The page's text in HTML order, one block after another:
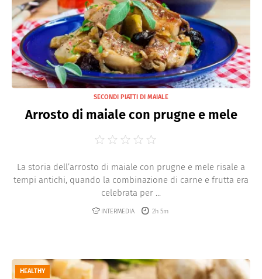
SECONDI PIATTI DI MAIALE
Arrosto di maiale con prugne e mele
La storia dell’arrosto di maiale con prugne e mele risale a
tempi antichi, quando la combinazione di carne e frutta era
celebrata per ...
INTERMEDIA 2h 5m
HEALTHY